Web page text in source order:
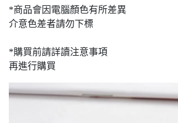
*商品會因電腦顏色有所差異
介意色差者請勿下標
*購買前請詳讀注意事項
再進行購買